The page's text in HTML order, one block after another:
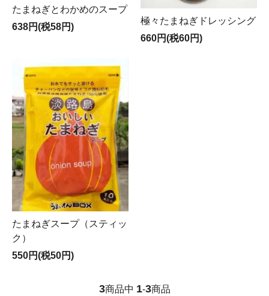
たまねぎとわかめのスープ
638円(税58円)
極々たまねぎドレッシング
660円(税60円)
たまねぎスープ（スティッ
ク）
550円(税50円)
3商品中 1-3商品